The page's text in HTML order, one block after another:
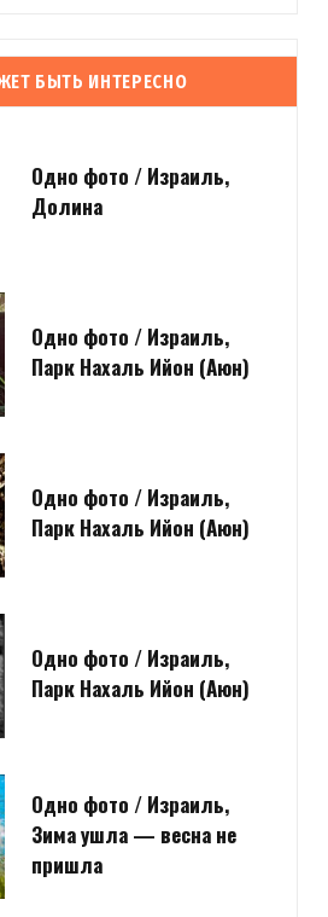
БЫТЬ ИНТЕРЕСНО
Одно фото / Израиль,
Долина
Одно фото / Израиль,
Парк Нахаль Ийон (Аюн)
Одно фото / Израиль,
Парк Нахаль Ийон (Аюн)
Одно фото / Израиль,
Парк Нахаль Ийон (Аюн)
Одно фото / Израиль,
Зима ушла — весна не
пришла